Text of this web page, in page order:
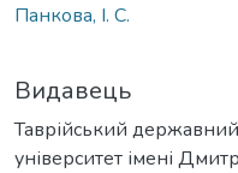
Панкова, І. С.
Видавець
Таврійський
університет імені